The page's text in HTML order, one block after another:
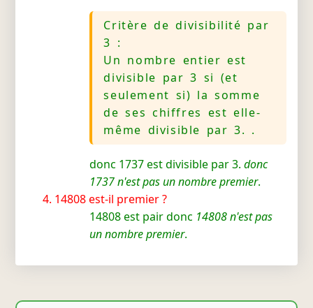
Critère de divisibilité par
3 :
Un nombre entier est
divisible par 3 si (et
seulement si) la somme
de ses chiffres est elle-
même divisible par 3. .
donc 1737 est divisible par 3. donc
1737 n'est pas un nombre premier.
14808 est-il premier ?
14808 est pair donc 14808 n'est pas
un nombre premier.